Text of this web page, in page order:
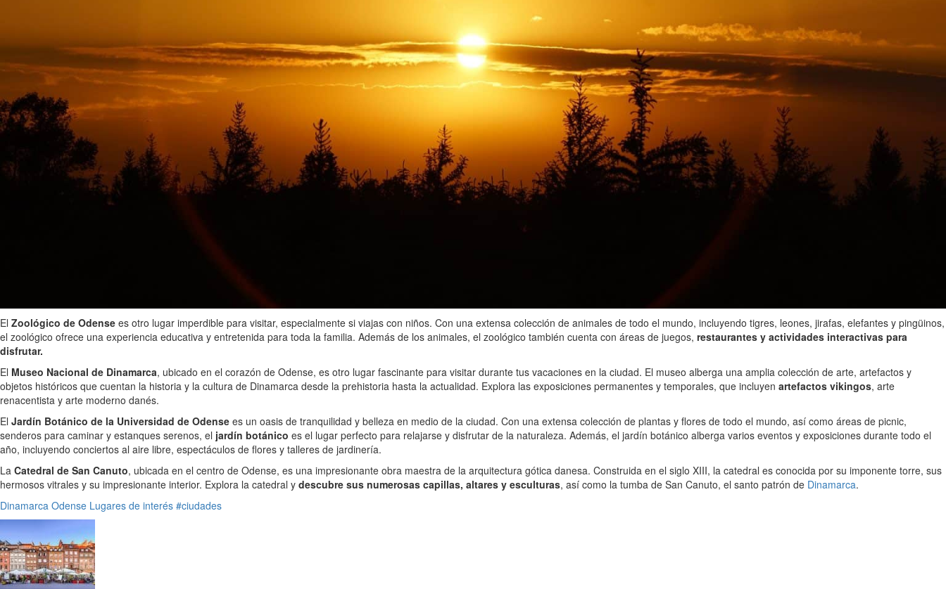
El Zoológico de Odense es otro lugar imperdible para visitar, especialmente si viajas con niños. Con una extensa colección de animales de todo el mundo, incluyendo tigres, leones, jirafas, elefantes y pingüinos,
el zoológico ofrece una experiencia educativa y entretenida para toda la familia. Además de los animales, el zoológico también cuenta con áreas de juegos, restaurantes y actividades interactivas para
disfrutar.
El Museo Nacional de Dinamarca, ubicado en el corazón de Odense, es otro lugar fascinante para visitar durante tus vacaciones en la ciudad. El museo alberga una amplia colección de arte, artefactos y
objetos históricos que cuentan la historia y la cultura de Dinamarca desde la prehistoria hasta la actualidad. Explora las exposiciones permanentes y temporales, que incluyen artefactos vikingos, arte
renacentista y arte moderno danés.
El Jardín Botánico de la Universidad de Odense es un oasis de tranquilidad y belleza en medio de la ciudad. Con una extensa colección de plantas y flores de todo el mundo, así como áreas de picnic,
senderos para caminar y estanques serenos, el jardín botánico es el lugar perfecto para relajarse y disfrutar de la naturaleza. Además, el jardín botánico alberga varios eventos y exposiciones durante todo el
año, incluyendo conciertos al aire libre, espectáculos de flores y talleres de jardinería.
La Catedral de San Canuto, ubicada en el centro de Odense, es una impresionante obra maestra de la arquitectura gótica danesa. Construida en el siglo XIII, la catedral es conocida por su imponente torre, sus
hermosos vitrales y su impresionante interior. Explora la catedral y descubre sus numerosas capillas, altares y esculturas, así como la tumba de San Canuto, el santo patrón de Dinamarca.
Dinamarca Odense Lugares de interés #ciudades